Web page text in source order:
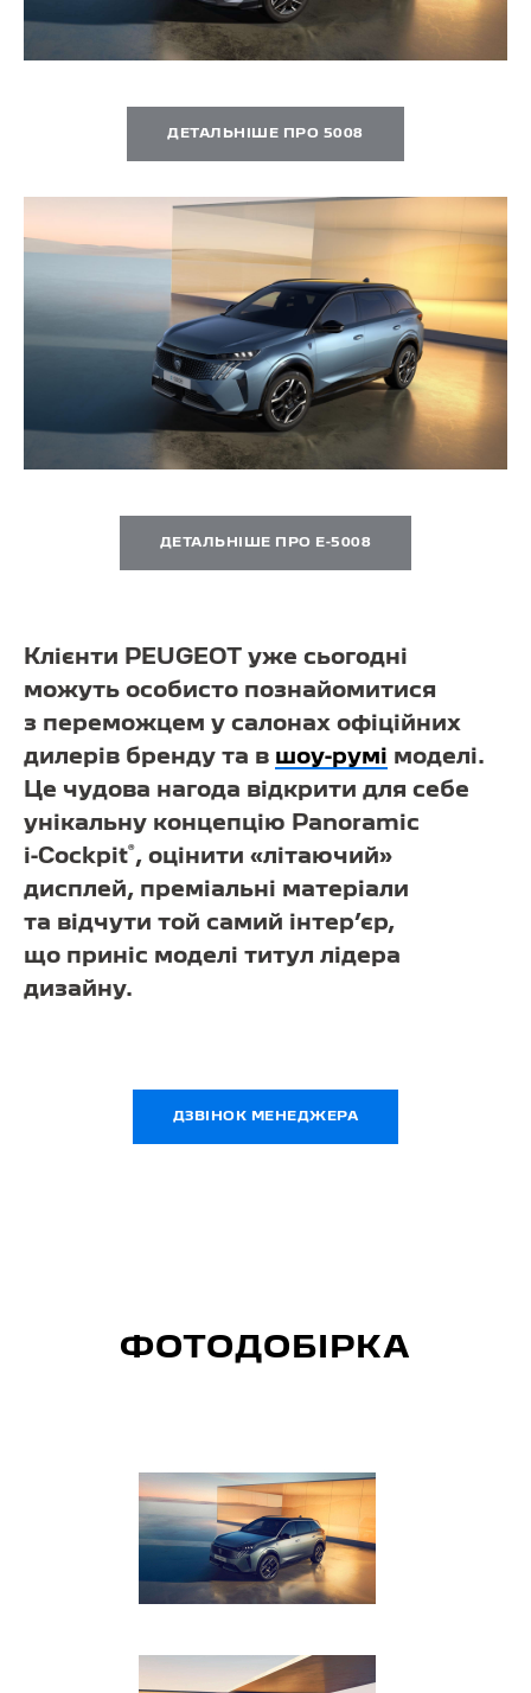
ДЕТАЛЬНІШЕ ПРО 5008
ДЕТАЛЬНІШЕ ПРО E-5008
Клієнти PEUGEOT уже сьогодні
можуть особисто познайомитися
з переможцем у салонах офіційних
дилерів бренду та в шоу-румі моделі.
Це чудова нагода відкрити для себе
унікальну концепцію Panoramic
i-Cockpit®, оцінити «літаючий»
дисплей, преміальні матеріали
та відчути той самий інтер’єр,
що приніс моделі титул лідера
дизайну.
ДЗВІНОК МЕНЕДЖЕРА
ФОТОДОБІРКА